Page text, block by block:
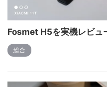
Fosmet H5を実機レビュ
総合